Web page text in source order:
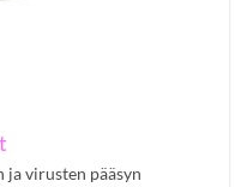
ja virusten pääsyn